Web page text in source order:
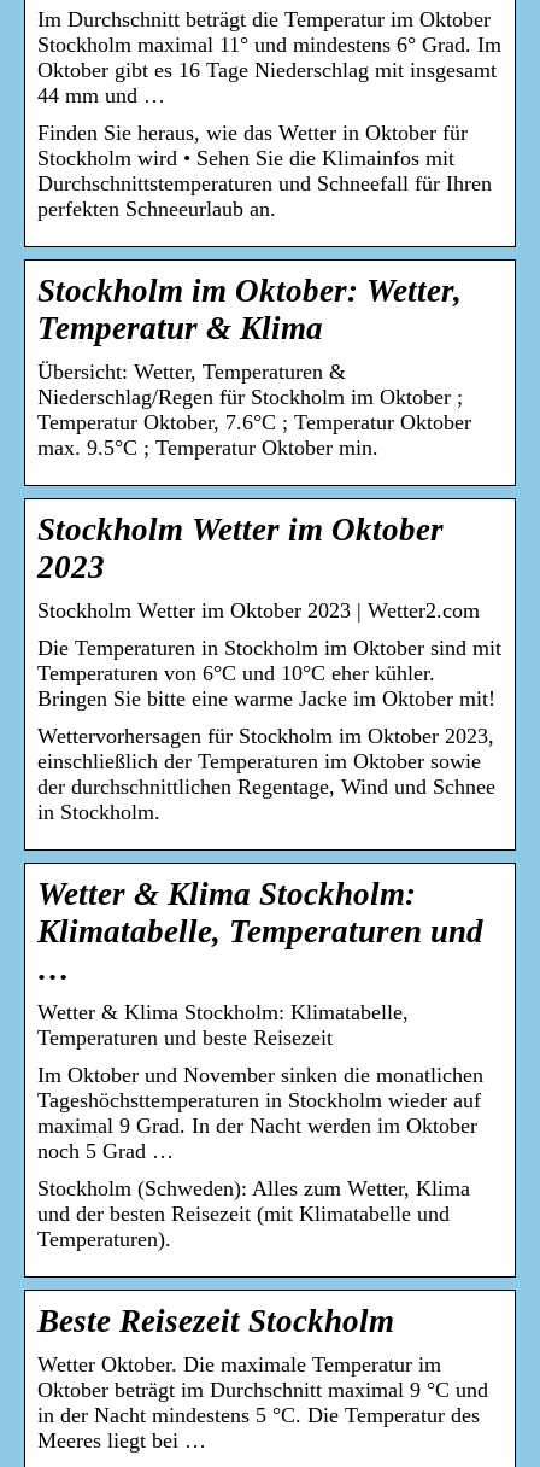
Im Durchschnitt beträgt die Temperatur im Oktober
Stockholm maximal 11° und mindestens 6° Grad. Im
Oktober gibt es 16 Tage Niederschlag mit insgesamt
44 mm und …
Finden Sie heraus, wie das Wetter in Oktober für
Stockholm wird • Sehen Sie die Klimainfos mit
Durchschnittstemperaturen und Schneefall für Ihren
perfekten Schneeurlaub an.
Stockholm im Oktober: Wetter,
Temperatur & Klima
Übersicht: Wetter, Temperaturen &
Niederschlag/Regen für Stockholm im Oktober ;
Temperatur Oktober, 7.6°C ; Temperatur Oktober
max. 9.5°C ; Temperatur Oktober min.
Stockholm Wetter im Oktober
2023
Stockholm Wetter im Oktober 2023 | Wetter2.com
Die Temperaturen in Stockholm im Oktober sind mit
Temperaturen von 6°C und 10°C eher kühler.
Bringen Sie bitte eine warme Jacke im Oktober mit!
Wettervorhersagen für Stockholm im Oktober 2023,
einschließlich der Temperaturen im Oktober sowie
der durchschnittlichen Regentage, Wind und Schnee
in Stockholm.
Wetter & Klima Stockholm:
Klimatabelle, Temperaturen und
…
Wetter & Klima Stockholm: Klimatabelle,
Temperaturen und beste Reisezeit
Im Oktober und November sinken die monatlichen
Tageshöchsttemperaturen in Stockholm wieder auf
maximal 9 Grad. In der Nacht werden im Oktober
noch 5 Grad …
Stockholm (Schweden): Alles zum Wetter, Klima
und der besten Reisezeit (mit Klimatabelle und
Temperaturen).
Beste Reisezeit Stockholm
Wetter Oktober. Die maximale Temperatur im
Oktober beträgt im Durchschnitt maximal 9 °C und
in der Nacht mindestens 5 °C. Die Temperatur des
Meeres liegt bei …